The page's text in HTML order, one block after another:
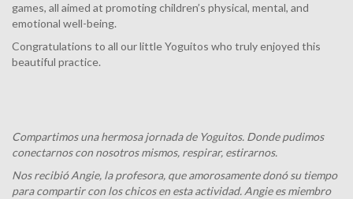
games, all aimed at promoting children’s physical, mental, and
emotional well-being.
Congratulations to all our little Yoguitos who truly enjoyed this
beautiful practice.
Compartimos una hermosa jornada de Yoguitos. Donde pudimos
conectarnos con nosotros mismos, respirar, estirarnos.
Nos recibió Angie, la profesora, que amorosamente donó su tiempo
para compartir con los chicos en esta actividad. Angie es miembro